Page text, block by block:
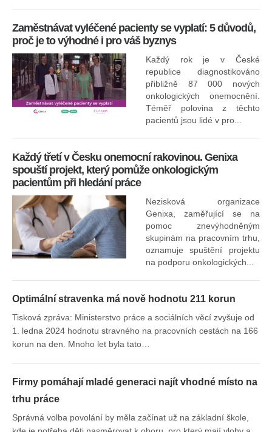
Zaměstnávat vyléčené pacienty se vyplatí: 5 důvodů,
proč je to výhodné i pro váš byznys
Každý rok je v České
republice diagnostikováno
přibližně 87 000 nových
onkologických onemocnění.
Téměř polovina z těchto
pacientů jsou lidé v pro...
Každý třetí v Česku onemocní rakovinou. Genixa
spouští projekt, který pomůže onkologickým
pacientům při hledání práce
Nezisková organizace
Genixa, zaměřující se na
pomoc znevýhodněným
skupinám na pracovním trhu,
oznamuje spuštění projektu
na podporu onkologických...
Optimální stravenka má nově hodnotu 211 korun
Tisková zpráva: Ministerstvo práce a sociálních věcí zvyšuje od
1. ledna 2024 hodnotu stravného na pracovních cestách na 166
korun na den. Mnoho let byla tato…
Firmy pomáhají mladé generaci najít vhodné místo na
trhu práce
Správná volba povolání by měla začínat už na základní škole,